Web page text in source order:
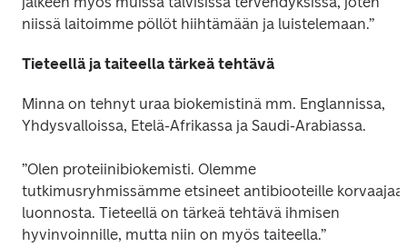
niissä laitoimme pöllöt hiihtämään ja luistelemaan.”
Tieteellä ja taiteella tärkeä tehtävä
Minna on tehnyt uraa biokemistinä mm. Englannissa,
Yhdysvalloissa, Etelä-Afrikassa ja Saudi-Arabiassa.
”Olen proteiinibiokemisti. Olemme
tutkimusryhmissämme etsineet antibiooteille korvaajaa
luonnosta. Tieteellä on tärkeä tehtävä ihmisen
hyvinvoinnille, mutta niin on myös taiteella.”